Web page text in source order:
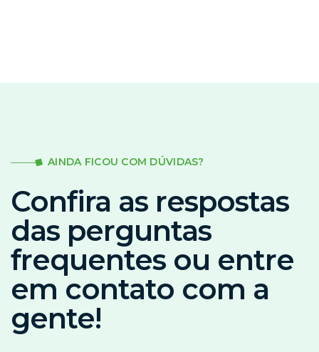
AINDA FICOU COM DÚVIDAS?
Confira as respostas
das perguntas
frequentes ou entre
em contato com a
gente!